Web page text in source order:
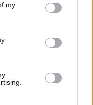
my
ταινία στα
παλιού
παράλληλα με
ο Porco
παλιό του
πολεμική
ο Β’